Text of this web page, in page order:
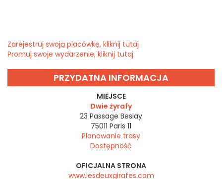
Zarejestruj swoją placówkę, kliknij tutaj
Promuj swoje wydarzenie, kliknij tutaj
PRZYDATNA INFORMACJA
MIEJSCE
Dwie żyrafy
23 Passage Beslay
75011 Paris 11
Planowanie trasy
Dostępność
OFICJALNA STRONA
www.lesdeuxgirafes.com